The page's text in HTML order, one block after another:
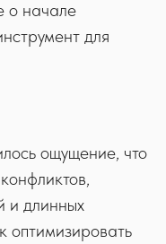
о начале
для
ощущение, что
и длинных
оптимизировать